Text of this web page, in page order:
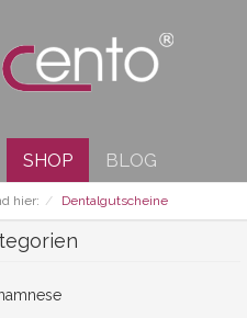
SHOP BLOG
hier: Dentalgutscheine